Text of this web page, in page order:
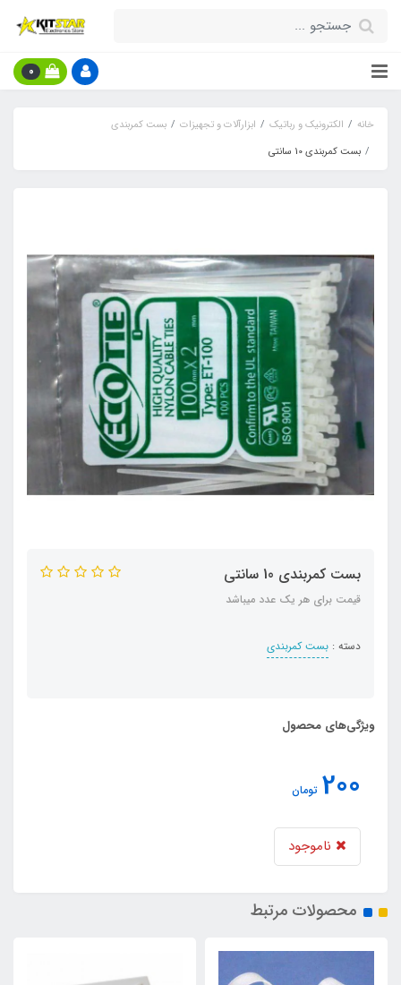
0
خانه الکترونیک و رباتیک ابزارآلات و تجهیزات
بست کمربندی
بست کمربندی 10 سانتی
بست کمربندی 10 سانتی
قیمت برای هر یک عدد میباشد
دسته : بست کمربندی
ویژگی‌های محصول
200 تومان
ناموجود
محصولات مرتبط